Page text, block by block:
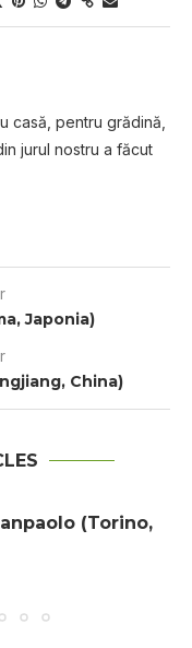
casă, pentru grădină,
jurul nostru a făcut
Japonia)
China)
(Torino,